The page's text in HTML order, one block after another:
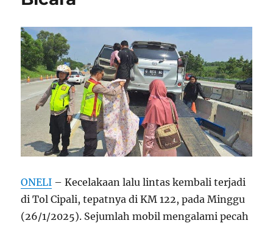
ONELI – Kecelakaan lalu lintas kembali terjadi
di Tol Cipali, tepatnya di KM 122, pada Minggu
(26/1/2025). Sejumlah mobil mengalami pecah